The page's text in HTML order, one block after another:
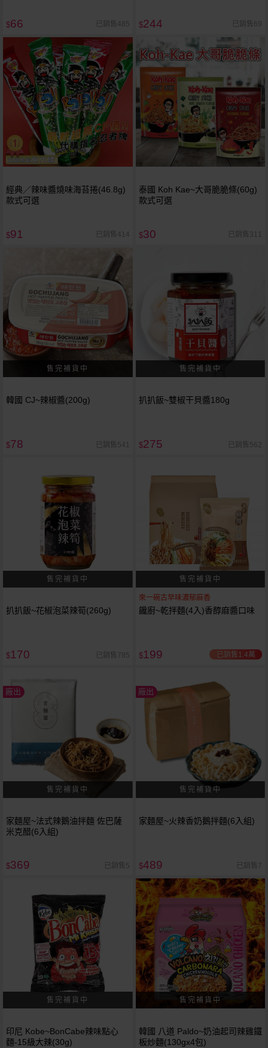
$66 已銷售485 $244 已銷售69
經典／辣味醬燒味海苔捲(46.8g)
款式可選
$91 已銷售414
泰國 Koh Kae~大哥脆脆條(60g)
款式可選
$30 已銷售311
韓國 CJ~辣椒醬(200g)
$78 已銷售541
扒扒飯~雙椒干貝醬180g
$275 已銷售562
扒扒飯~花椒泡菜辣筍(260g)
$170 已銷售785
來一碗古早味濃郁麻香
饞廚~乾拌麵(4入)香醇麻醬口味
$199 已銷售1.4萬
廠出
家麵屋~法式辣鵝油拌麵 佐巴薩
米克醋(6入組)
$369 已銷售5
廠出
家麵屋~火辣香奶鵝拌麵(6入組)
$489 已銷售7
印尼 Kobe~BonCabe辣味點心
麵-15級大辣(30g)
韓國 八道 Paldo~奶油起司辣雞鐵
板炒麵(130gx4包)